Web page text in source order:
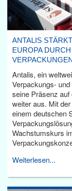
ANTALIS
EUROPA
Antalis, ein
Verpackungs-
seine Präsenz
weiter aus. Mit
einem deutschen
Wachstumskurs
Weiterlesen...